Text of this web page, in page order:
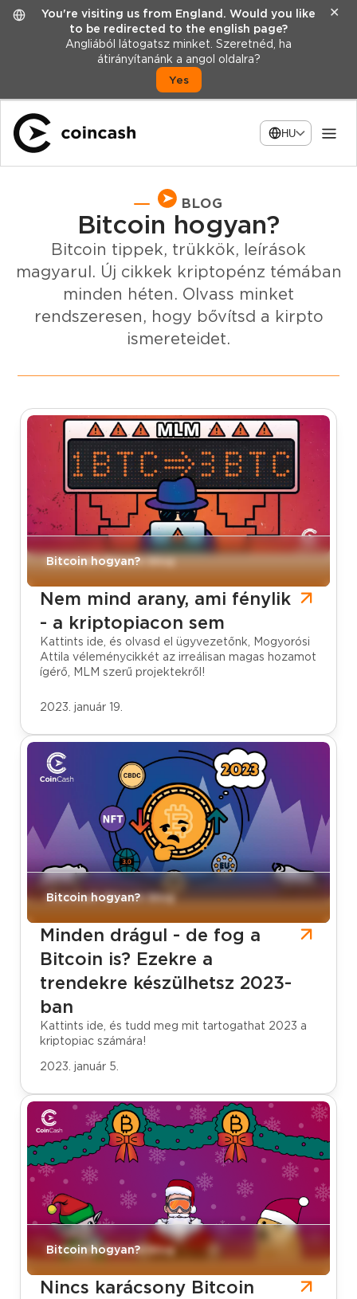
You're visiting us from England. Would you like
to be redirected to the english page?
Angliából látogatsz minket. Szeretnéd, ha
átirányítanánk a angol oldalra?
Yes
✕
HU
BLOG
Bitcoin hogyan?
Bitcoin tippek, trükkök, leírások
magyarul. Új cikkek kriptopénz témában
minden héten. Olvass minket
rendszeresen, hogy bővítsd a kirpto
ismereteidet.
CoinCash Bitcoin blog
Bitcoin hogyan?
Nem mind arany, ami fénylik
- a kriptopiacon sem
Kattints ide, és olvasd el ügyvezetőnk, Mogyorósi
Attila véleménycikkét az irreálisan magas hozamot
ígérő, MLM szerű projektekről!
2023. január 19.
CoinCash Bitcoin blog
Bitcoin hogyan?
Minden drágul - de fog a
Bitcoin is? Ezekre a
trendekre készülhetsz 2023-
ban
Kattints ide, és tudd meg mit tartogathat 2023 a
kriptopiac számára!
2023. január 5.
CoinCash Bitcoin blog
Bitcoin hogyan?
Nincs karácsony Bitcoin